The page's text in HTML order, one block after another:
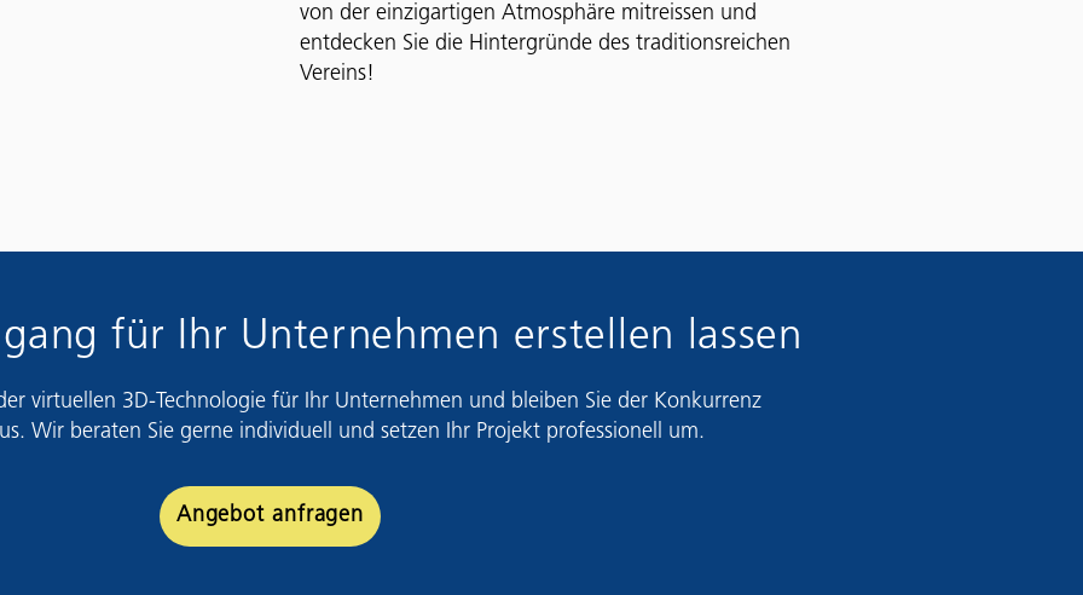
von der einzigartigen Atmosphäre mitreissen und
entdecken Sie die Hintergründe des traditionsreichen
Vereins!
für Ihr Unternehmen erstellen lassen
virtuellen 3D-Technologie für Ihr Unternehmen und bleiben Sie der Konkurrenz
Wir beraten Sie gerne individuell und setzen Ihr Projekt professionell um.
Angebot anfragen